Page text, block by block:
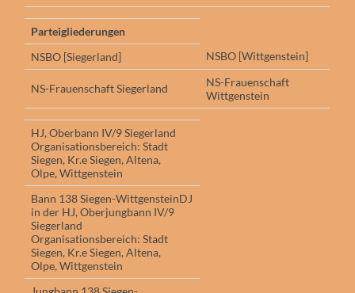
Parteigliederungen
NSBO [Siegerland]
NSBO [Wittgenstein]
NS-Frauenschaft Siegerland
NS-Frauenschaft
Wittgenstein
HJ, Oberbann IV/9 Siegerland
Organisationsbereich: Stadt
Siegen, Kr.e Siegen, Altena,
Olpe, Wittgenstein
Bann 138 Siegen-WittgensteinDJ
in der HJ, Oberjungbann IV/9
Siegerland
Organisationsbereich: Stadt
Siegen, Kr.e Siegen, Altena,
Olpe, Wittgenstein